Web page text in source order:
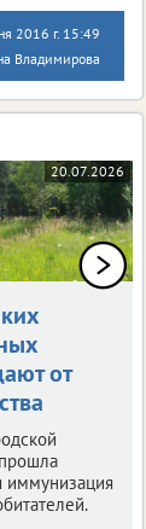
2016 г. 15:49
Владимирова
20.07.2026
от
иммунизация